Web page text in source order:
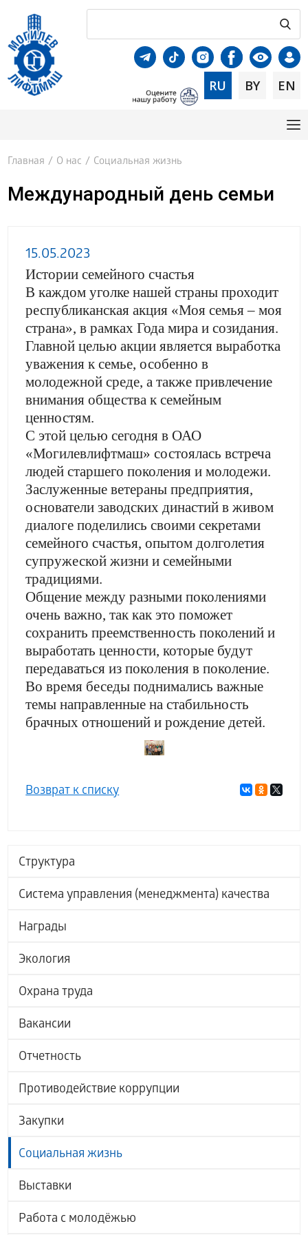
RU BY EN
Главная / О нас / Социальная жизнь
Международный день семьи
Структура
Система управления (менеджмента) качества
Награды
Экология
Охрана труда
Вакансии
Отчетность
Противодействие коррупции
Закупки
Социальная жизнь
Выставки
Работа с молодёжью
15.05.2023
Истории семейного счастья
В каждом уголке нашей страны проходит
республиканская акция «Моя семья – моя
страна», в рамках Года мира и созидания.
Главной целью акции является выработка
уважения к семье, особенно в
молодежной среде, а также привлечение
внимания общества к семейным
ценностям.
С этой целью сегодня в ОАО
«Могилевлифтмаш» состоялась встреча
людей старшего поколения и молодежи.
Заслуженные ветераны предприятия,
основатели заводских династий в живом
диалоге поделились своими секретами
семейного счастья, опытом долголетия
супружеской жизни и семейными
традициями.
Общение между разными поколениями
очень важно, так как это поможет
сохранить преемственность поколений и
выработать ценности, которые будут
передаваться из поколения в поколение.
Во время беседы поднимались важные
темы направленные на стабильность
брачных отношений и рождение детей.
Возврат к списку